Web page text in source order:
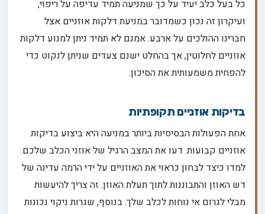
כל בעל כלב יעיד על כך שמניעה תמיד עדיפה על ריפוי,
ועיקרון זה נכון כשמדובר במניעת דלקות אוזניים אצל
חברינו ההולכים על ארבע. אמנם לא תמיד ניתן למנוע דלקות
אוזניים לחלוטין, אך בהחלט ישנם צעדים שניתן לנקוט כדי
להפחית משמעותית את הסיכון.
בדיקות אוזניים תקופתיות
אחת הפעולות הבסיסיות ביותר במניעה היא ביצוע בדיקות
אוזניים קבועות. דעו את המצב הרגיל של אוזני הכלב שלכם.
למדו כיצד לבחון כראוי את האוזניים על ידי הרמה עדינה של
דש האוזן והתבוננות לתוך תעלת האוזן. זה צריך להיעשות
מבלי לגרום אי נוחות לכלב שלך. בנוסף, שגרות ניקוי נכונות